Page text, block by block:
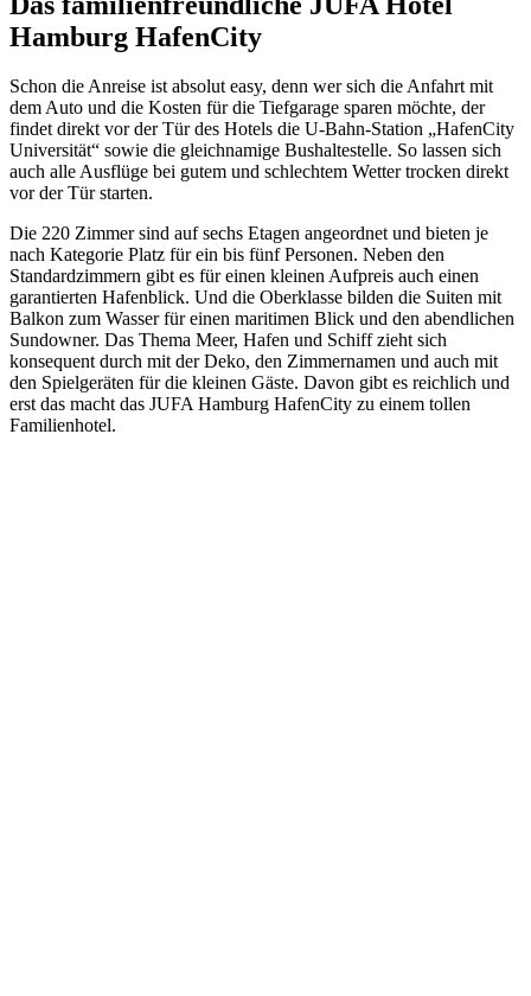
Hamburg HafenCity
Schon die Anreise ist absolut easy, denn wer sich die Anfahrt mit
dem Auto und die Kosten für die Tiefgarage sparen möchte, der
findet direkt vor der Tür des Hotels die U-Bahn-Station „HafenCity
Universität“ sowie die gleichnamige Bushaltestelle. So lassen sich
auch alle Ausflüge bei gutem und schlechtem Wetter trocken direkt
vor der Tür starten.
Die 220 Zimmer sind auf sechs Etagen angeordnet und bieten je
nach Kategorie Platz für ein bis fünf Personen. Neben den
Standardzimmern gibt es für einen kleinen Aufpreis auch einen
garantierten Hafenblick. Und die Oberklasse bilden die Suiten mit
Balkon zum Wasser für einen maritimen Blick und den abendlichen
Sundowner. Das Thema Meer, Hafen und Schiff zieht sich
konsequent durch mit der Deko, den Zimmernamen und auch mit
den Spielgeräten für die kleinen Gäste. Davon gibt es reichlich und
erst das macht das JUFA Hamburg HafenCity zu einem tollen
Familienhotel.